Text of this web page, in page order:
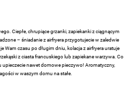
Ciepłe, chrupiące grzanki, zapiekanki z ciągnącym
– śniadanie z airfryera przygotujecie w zaledwie
Wam czasu po długim dniu, kolacja z airfryera uratuje
z ciasta francuskiego lub zapiekane warzywa. Co
upieczecie nawet domowe pieczywo! Aromatyczny,
w waszym domu na stałe.